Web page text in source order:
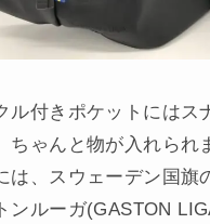
ル付きポケットにはス
ちゃんと物が入れられ
は、スウェーデン国旗
ンルーガ(GASTON